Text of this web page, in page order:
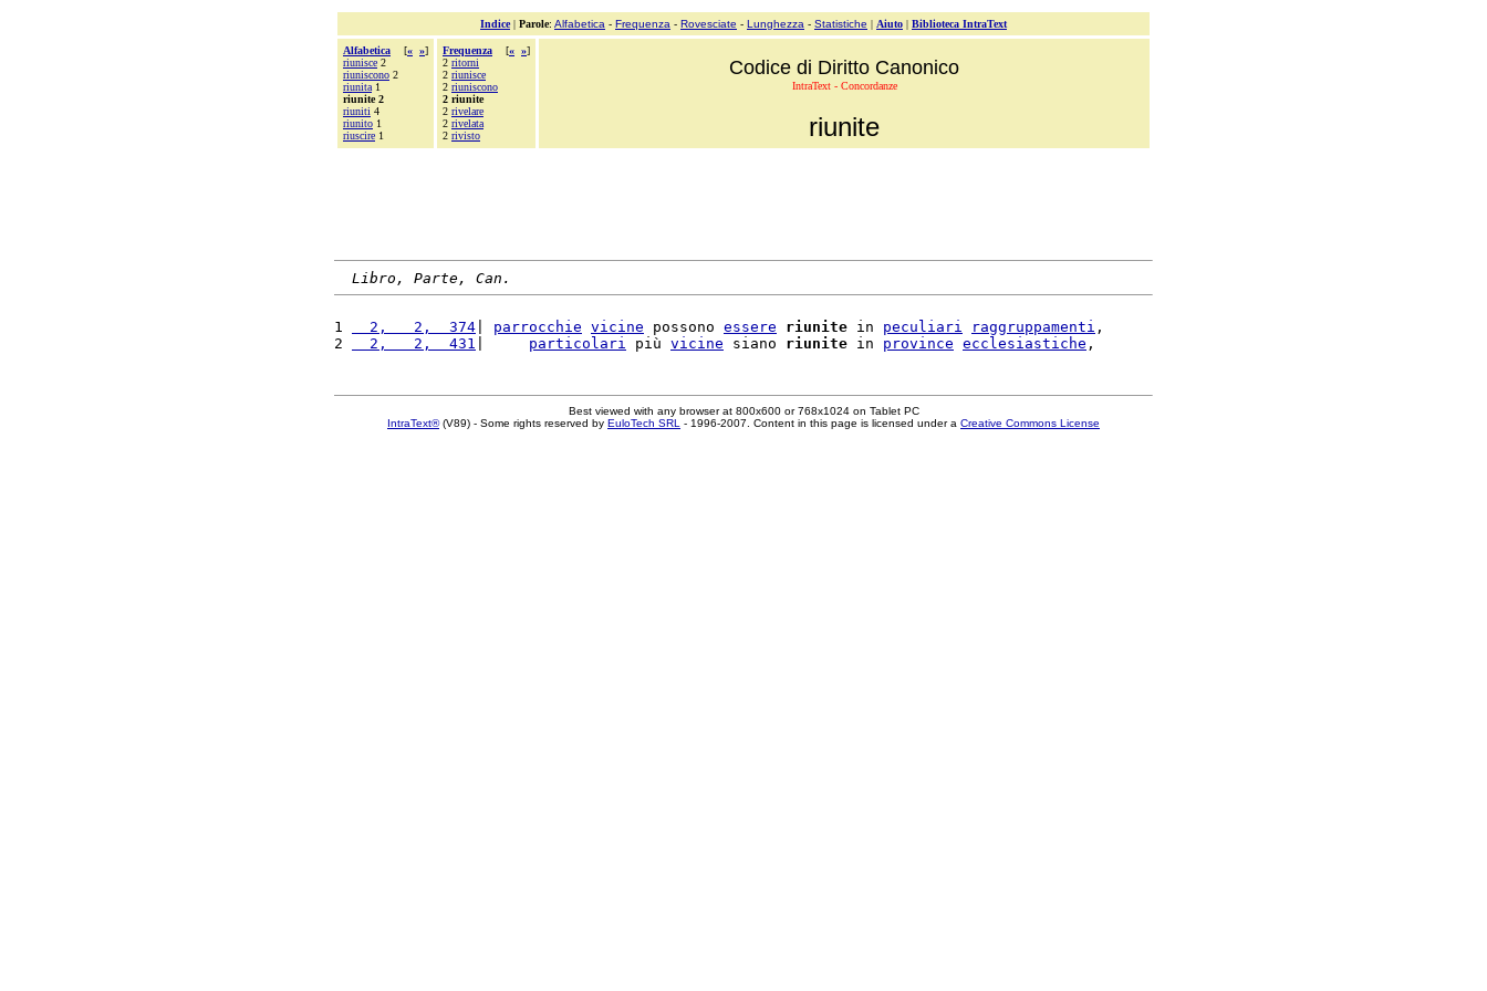
Indice| Parole: Alfabetica - Frequenza - Rovesciate - Lunghezza - Statistiche | Aiuto | Biblioteca IntraText
Alfabetica [« »]
riunisce 2
riuniscono 2
riunita 1
riunite 2
riuniti 4
riunito 1
riuscire 1
Frequenza [« »]
2 ritorni
2 riunisce
2 riuniscono
2 riunite
2 rivelare
2 rivelata
2 rivisto
Codice di Diritto Canonico
IntraText - Concordanze
riunite
Libro, Parte, Can.
1
  2,   2,  374
parrocchie vicine possono essere riunite in peculiari raggruppamenti ,
2
  2,   2,  431
particolari più vicine siano riunite in province ecclesiastiche
Best viewed with any browser at 800x600 or 768x1024 on Tablet PC
IntraText®(V89) - Some rights reserved by EuloTech SRL - 1996-2007. Content in this page is licensed under a Creative Commons License